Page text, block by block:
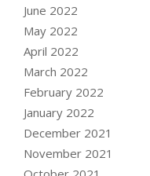
June 2022
May 2022
April 2022
March 2022
February 2022
January 2022
December 2021
November 2021